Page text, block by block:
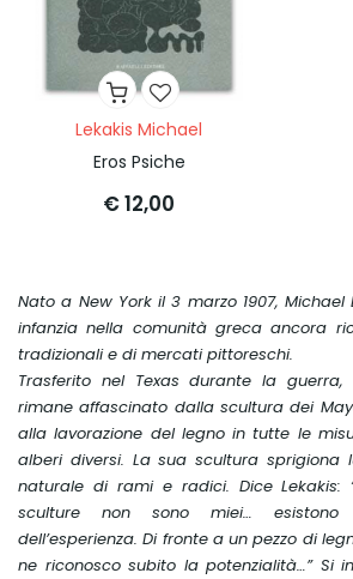
Lekakis Michael
Eros Psiche
€ 12,00
Nato a New York il 3 marzo 1907,
infanzia nella comunità greca ancora
tradizionali e di mercati pittoreschi.
Trasferito nel Texas durante la
rimane affascinato dalla scultura dei
alla lavorazione del legno in tutte le
alberi diversi. La sua scultura sprigiona
naturale di rami e radici. Dice Lekakis:
sculture non sono miei…
dell’esperienza. Di fronte a un pezzo di
ne riconosco subito la potenzialità…” Si